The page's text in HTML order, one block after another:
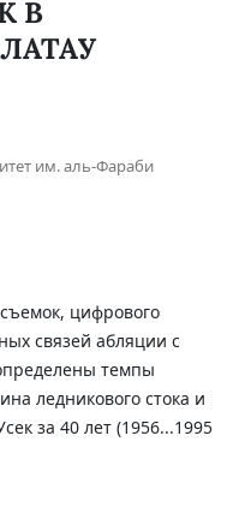
В
им. аль-Фараби
цифрового
связей абляции с
темпы
ледникового стока и
за 40 лет (1956...1995